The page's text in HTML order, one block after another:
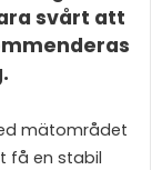
svårt att
mätområdet
få en stabil